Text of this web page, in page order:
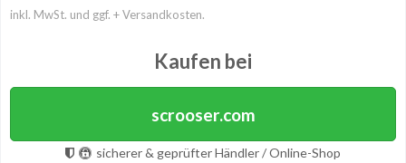
inkl. MwSt. und ggf. + Versandkosten.
Kaufen bei
scrooser.com
sicherer & geprüfter Händler / Online-Shop